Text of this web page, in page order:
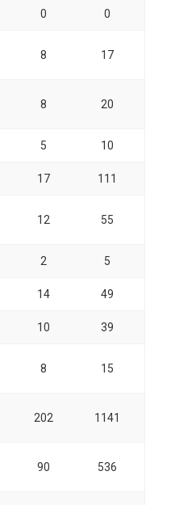
0 0
8 17
8 20
5 10
17 111
12 55
2 5
14 49
10 39
8 15
202 1141
90 536